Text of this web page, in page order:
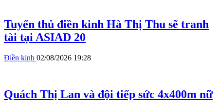
Tuyển thủ điền kinh Hà Thị Thu sẽ tranh
tài tại ASIAD 20
Điền kinh 02/08/2026 19:28
Quách Thị Lan và đội tiếp sức 4x400m nữ